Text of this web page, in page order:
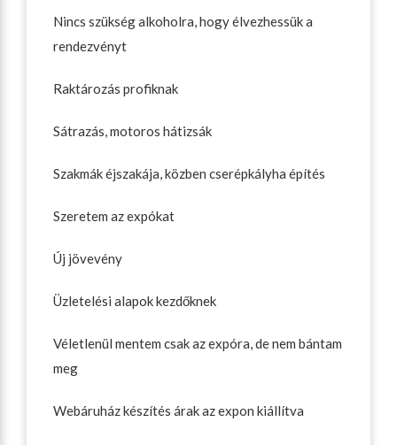
Nincs szükség alkoholra, hogy élvezhessük a
rendezvényt
Raktározás profiknak
Sátrazás, motoros hátizsák
Szakmák éjszakája, közben cserépkályha építés
Szeretem az expókat
Új jövevény
Üzletelési alapok kezdőknek
Véletlenül mentem csak az expóra, de nem bántam
meg
Webáruház készítés árak az expon kiállítva